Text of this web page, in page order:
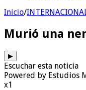
Inicio/
Murió una
▶
Escuchar esta noticia
Powered by Estudios
x1